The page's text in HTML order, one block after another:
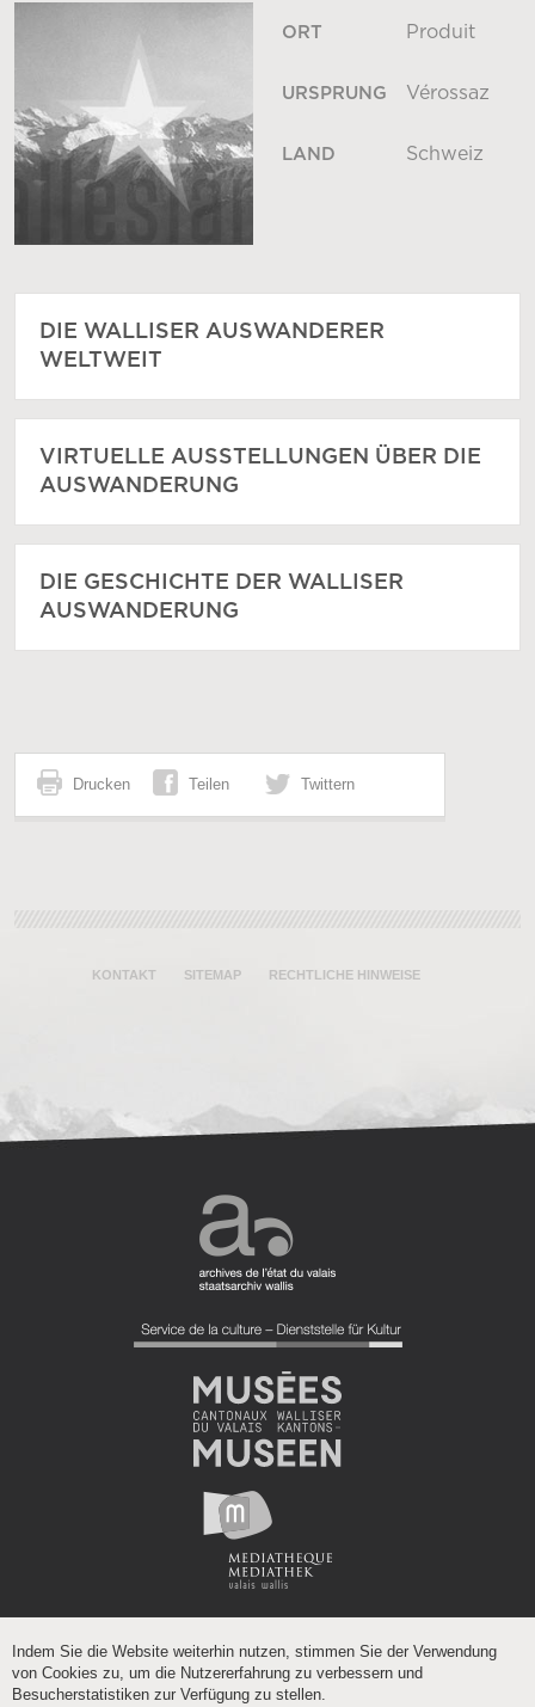
ORT Produit
URSPRUNG Vérossaz
LAND Schweiz
DIE WALLISER AUSWANDERER
WELTWEIT
VIRTUELLE AUSSTELLUNGEN ÜBER DIE
AUSWANDERUNG
DIE GESCHICHTE DER WALLISER
AUSWANDERUNG
Drucken Teilen Twittern
KONTAKT SITEMAP RECHTLICHE HINWEISE
Indem Sie die Website weiterhin nutzen, stimmen Sie der Verwendung
von Cookies zu, um die Nutzererfahrung zu verbessern und
Besucherstatistiken zur Verfügung zu stellen.